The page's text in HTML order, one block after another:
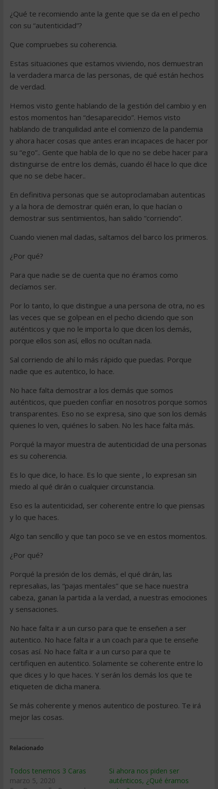
¿Qué te recomiendo ante la gente que se da en el pecho
con su “autenticidad”?
Que compruebes su coherencia.
Estas situaciones que estamos viviendo, nos demuestran
la verdadera marca de las personas, de qué están hechos
de verdad.
Hemos visto gente hablando de la gestión del cambio y en
estos momentos han “desaparecido”. Hemos visto
hablando de tranquilidad ante el comienzo de la pandemia
y ahora hacer cosas que antes eran incapaces de hacer por
su “ego”.. Gente que habla de lo que no se debe hacer para
distinguirse de entre los demás, cuando él hace lo que dice
que no se debe hacer..
En definitiva personas que se autoproclamaban autenticas
y a la hora de demostrar quién eran, lo que hacían o
demostrar sus sentimientos, han salido “corriendo”.
Cuando vienen mal dadas, saltamos del barco los primeros.
¿Por qué?
Para que nadie se de cuenta que no éramos como
decíamos ser.
Por lo tanto, lo que distingue a una persona de otra, no es
las veces que se golpean en el pecho diciendo que son
auténticos y que no le importa lo que dicen los demás,
porque ellos son así, ellos no ocultan nada.
Sal corriendo de ahí lo más rápido que puedas. Porque
nadie que es autentico, lo hace.
No hace falta demostrar a los demás que somos
auténticos, que pueden confiar en nosotros porque somos
transparentes. Eso no se expresa, sino que son los demás
quienes lo ven, quiénes lo saben. No les hace falta más.
Porqué la mayor muestra de autenticidad de una personas
es su coherencia.
Es lo que dice, lo hace. Es lo que siente , lo expresan sin
miedo al qué dirán o cualquier circunstancia.
Eso es la autenticidad, ser coherente entre lo que piensas
y lo que haces.
Algo tan sencillo y que tan poco se ve en estos momentos.
¿Por qué?
Porqué la presión de los demás, el qué dirán, las
represalias, las “pajas mentales” que se hace nuestra
cabeza, ganan la partida a la verdad, a nuestras emociones
y sensaciones.
No hace falta ir a un curso para que te enseñen a ser
autentico. No hace falta ir a un coach para que te enseñe
cosas así. No hace falta ir a un curso para que te
certifiquen en autentico. Solamente se coherente entre lo
que dices y lo que haces. Y serán los demás los que te
etiqueten de dicha manera.
Se más coherente y menos autentico de postureo. Te irá
mejor las cosas.
Relacionado
Todos tenemos 3 Caras
marzo 5, 2020
Si ahora nos piden ser
auténticos, ¿Qué éramos